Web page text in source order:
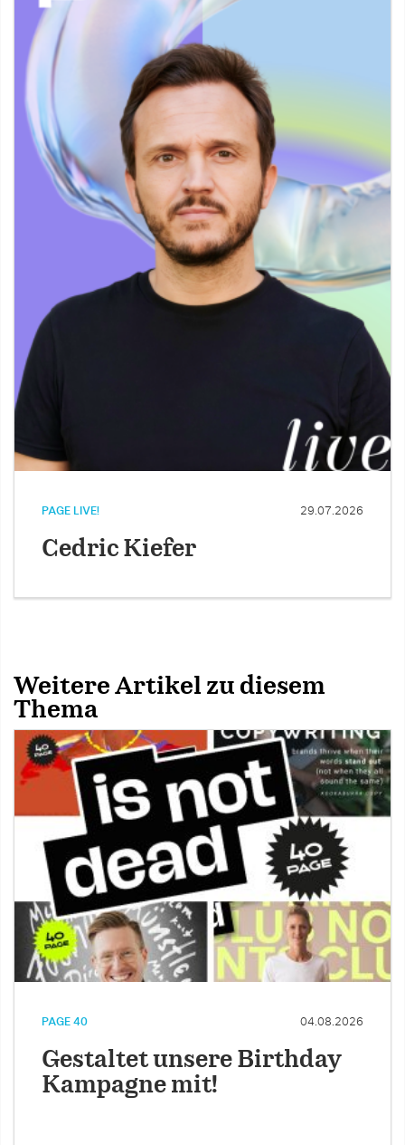
PAGE LIVE! 29.07.2026
Cedric Kiefer
Weitere Artikel zu diesem
Thema
PAGE 40 04.08.2026
Gestaltet unsere Birthday
Kampagne mit!